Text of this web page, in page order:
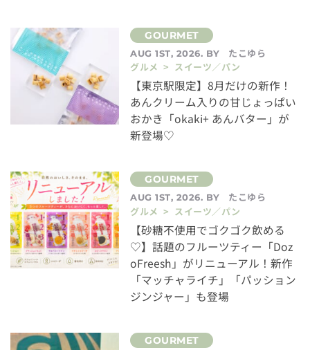
AUG 1ST, 2026. BY
たこゆら
グルメ > スイーツ／パン
【東京駅限定】8月だけの新作！
あんクリーム入りの甘じょっぱい
おかき「okaki+ あんバター」が
新登場♡
AUG 1ST, 2026. BY
たこゆら
グルメ > スイーツ／パン
【砂糖不使用でゴクゴク飲める
♡】話題のフルーツティー「Doz
oFreesh」がリニューアル！新作
「マッチャライチ」「パッション
ジンジャー」も登場